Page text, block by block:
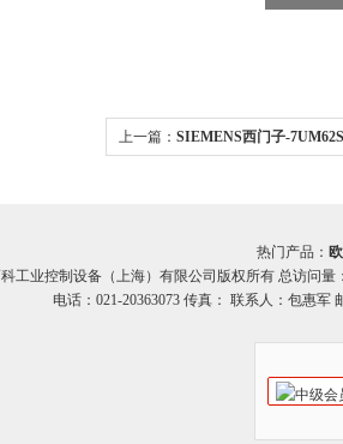
上一篇： SIEMENS西门子-
热门产品：
工业控制设备（上海）有限公司版权所有 总访问量
电话：021-20363073 传真： 联系人：包惠军